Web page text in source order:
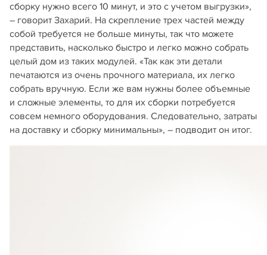
сборку нужно всего 10 минут, и это с учетом выгрузки»,
– говорит Захарий. На скрепление трех частей между
собой требуется не больше минуты, так что можете
представить, насколько быстро и легко можно собрать
целый дом из таких модулей. «Так как эти детали
печатаются из очень прочного материала, их легко
собрать вручную. Если же вам нужны более объемные
и сложные элементы, то для их сборки потребуется
совсем немного оборудования. Следовательно, затраты
на доставку и сборку минимальны», – подводит он итог.